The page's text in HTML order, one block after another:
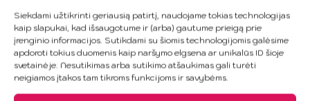
Siekdami užtikrinti geriausią patirtį, naudojame tokias technologijas
kaip slapukai, kad išsaugotume ir (arba) gautume prieigą prie
įrenginio informacijos. Sutikdami su šiomis technologijomis galėsime
apdoroti tokius duomenis kaip naršymo elgsena ar unikalūs ID šioje
svetainėje. Nesutikimas arba sutikimo atšaukimas gali turėti
neigiamos įtakos tam tikroms funkcijoms ir savybėms.
su Kaspinais
S/M
23.99€
kelnaitės
komplektas
L/XL
21.99€